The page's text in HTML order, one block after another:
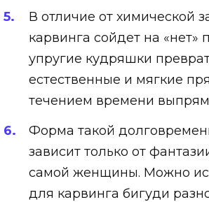
В отличие от химической
карвинга сойдет на «нет»
упругие кудряшки
естественные и мягкие
течением времени
Форма такой
зависит только от
самой женщины. Можно
для карвинга бигуди